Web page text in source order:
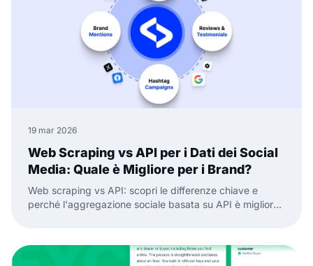
19 mar 2026
Web Scraping vs API per i Dati dei Social
Media: Quale è Migliore per i Brand?
Web scraping vs API: scopri le differenze chiave e
perché l'aggregazione sociale basata su API è migliore